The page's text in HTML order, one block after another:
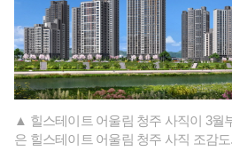
▲ 힐스테이트 어울림 청주 사직이 3월
은 힐스테이트 어울림 청주 사직 조감